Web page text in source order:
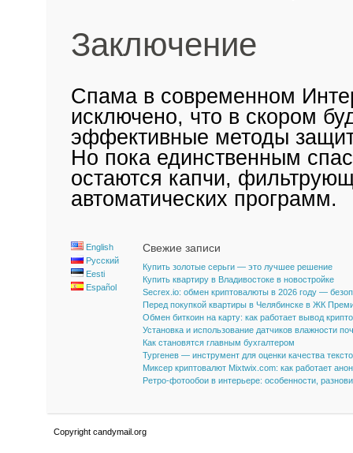
Заключение
Спама в современном
исключено, что в скором
эффективные методы
Но пока единственным
остаются капчи,
автоматических программ.
English
Русский
Eesti
Español
Свежие записи
Купить золотые серьги — это лучшее решение
Купить квартиру в Владивостоке в новостройке
Secrex.io: обмен криптовалюты в 2026 году —
Перед покупкой квартиры в Челябинске в ЖК
Обмен биткоин на карту: как работает вывод
Установка и использование датчиков влажности
Как становятся главным бухгалтером
Тургенев — инструмент для оценки качества
Миксер криптовалют Mixtwix.com: как работает
Ретро-фотообои в интерьере: особенности,
Copyright candymail.org